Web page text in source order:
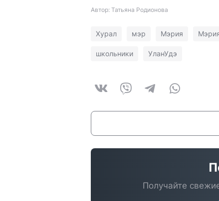
Автор: Татьяна Родионова
Хурал мэр Мэрия
школьники УланУдэ
Получайте